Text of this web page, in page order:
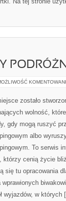
zostało
wolność,
gdy mogą ruszyć
albo
To serwis
którzy cenią życie
się tu opracowania
wyjazdów, w